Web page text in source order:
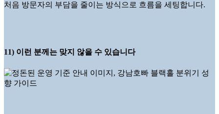
처음 방문자의 부담을 줄이는 방식으로 흐름을 세팅합니다.
11) 이런 분께는 맞지 않을 수 있습니다